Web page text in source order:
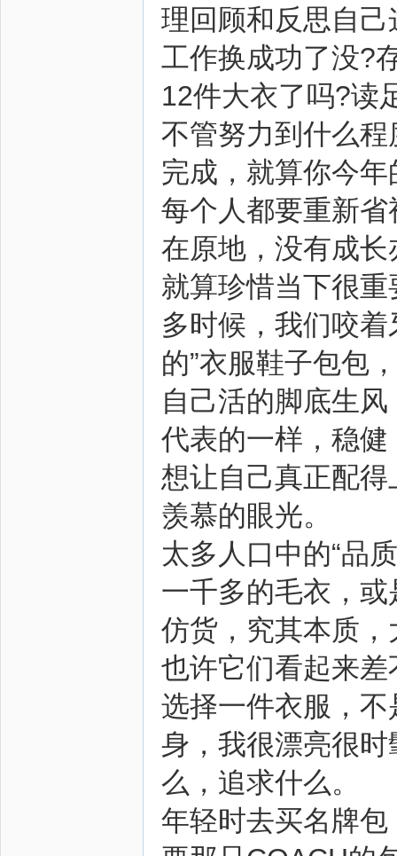
理回顾和反思自己
工作换成功了没?
12件大衣了吗?读
不管努力到什么
完成，就算你今年
每个人都要重新
在原地，没有成
就算珍惜当下很
多时候，我们咬着
的”衣服鞋子包包
自己活的脚底生
代表的一样，稳
想让自己真正配
羡慕的眼光。
太多人口中的“品
一千多的毛衣，
仿货，究其本质，
也许它们看起来
选择一件衣服，
身，我很漂亮很
么，追求什么。
年轻时去买名牌